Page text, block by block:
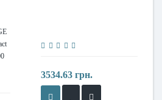
3534.63 грн.